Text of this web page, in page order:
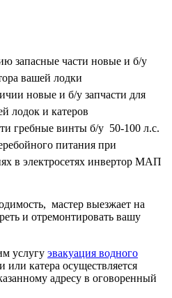
запасные части новые и б/у
вашей лодки
новые и б/у запчасти для
лодок и катеров
гребные винты б/у 50-100 л.с.
питания при
в электросетях инвертор МАП
мастер выезжает на
и отремонтировать вашу
услугу эвакуация водного
или катера осуществляется
адресу в оговоренный